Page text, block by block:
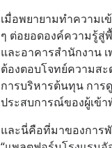
เมื่อพยายามทำความเ
ๆ ต่อยอดองค์ความรู้
และอาคารสำนักงาน
ต้องตอบโจทย์ความสะ
การบริหารต้นทุน การ
ประสบการณ์ของผู้เข้
และนี่คือที่มาของการ